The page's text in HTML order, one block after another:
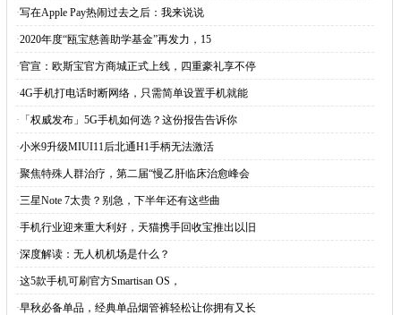
·写在Apple Pay热闹过去之后：我来说说
·2020年度“瓯宝慈善助学基金”再发力，15
·官宣：欧斯宝官方商城正式上线，四重豪礼享不停
·4G手机打电话时断网络，只需简单设置手机就能
· 「权威发布」5G手机如何选？这份报告告诉你
·小米9升级MIUI11后北通H1手柄无法激活
·聚焦特殊人群治疗，第二届“慢乙肝临床治愈峰会
·三星Note 7太贵？别急，下半年还有这些曲
·手机行业迎来重大利好，天猫携手回收宝推出以旧
·深度解读：无人机机场是什么？
·这5款手机可刷官方Smartisan OS，
·早秋必备单品，经典单品烟管裤轻松让你拥有又长